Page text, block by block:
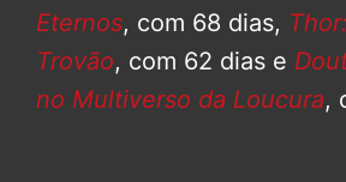
Eternos, com 68 dias,
Trovão, com 62 dias e
no Multiverso da Loucura,